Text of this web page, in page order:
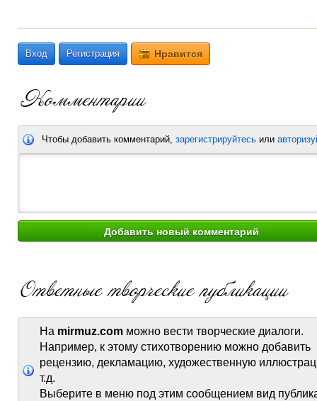
Вход Регистрация Нравится
Чтобы добавить комментарий, зарегистрируйтесь или
На mirmuz.com можно вести творческие диалоги.
Например, к этому стихотворению можно добавить
рецензию, декламацию, художественную
т.д.
Выберите в меню под этим сообщением вид